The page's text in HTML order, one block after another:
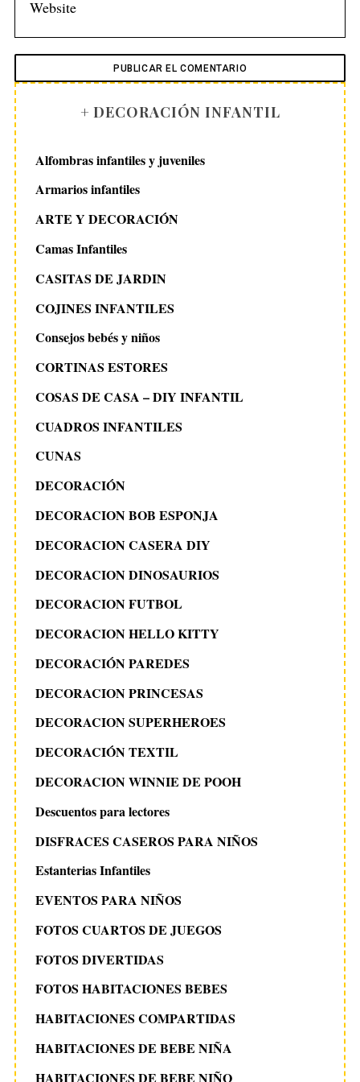
+ DECORACIÓN INFANTIL
Alfombras infantiles y juveniles
Armarios infantiles
ARTE Y DECORACIÓN
Camas Infantiles
CASITAS DE JARDIN
COJINES INFANTILES
Consejos bebés y niños
CORTINAS ESTORES
COSAS DE CASA – DIY INFANTIL
CUADROS INFANTILES
CUNAS
DECORACIÓN
DECORACION BOB ESPONJA
DECORACION CASERA DIY
DECORACION DINOSAURIOS
DECORACION FUTBOL
DECORACION HELLO KITTY
DECORACIÓN PAREDES
DECORACION PRINCESAS
DECORACION SUPERHEROES
DECORACIÓN TEXTIL
DECORACION WINNIE DE POOH
Descuentos para lectores
DISFRACES CASEROS PARA NIÑOS
Estanterias Infantiles
EVENTOS PARA NIÑOS
FOTOS CUARTOS DE JUEGOS
FOTOS DIVERTIDAS
FOTOS HABITACIONES BEBES
HABITACIONES COMPARTIDAS
HABITACIONES DE BEBE NIÑA
HABITACIONES DE BEBE NIÑO